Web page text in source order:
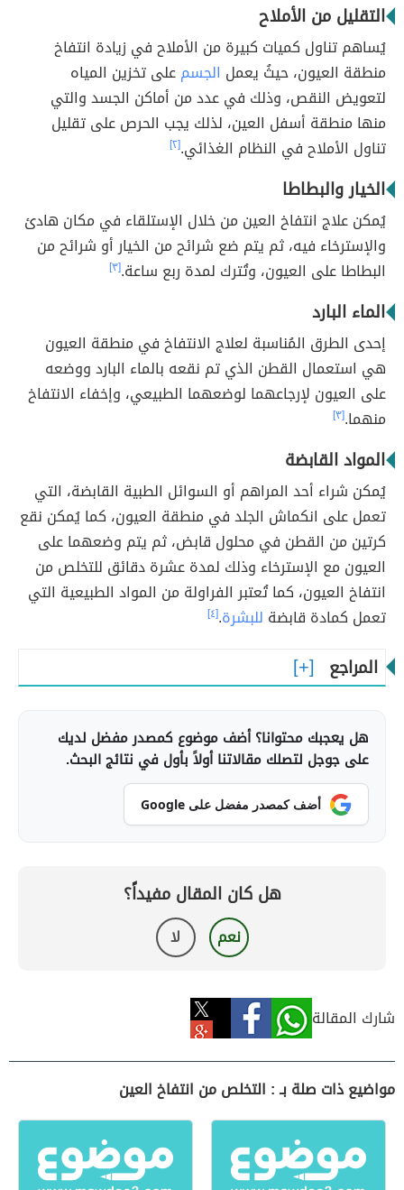
التقليل من الأملاح
يُساهم تناول كميات كبيرة من الأملاح في زيادة انتفاخ
منطقة العيون، حيثُ يعمل الجسمعلى تخزين المياه
لتعويض النقص، وذلك في عدد من أماكن الجسد والتي
منها منطقة أسفل العين، لذلك يجب الحرص على تقليل
تناول الأملاح في النظام الغذائي.[٢]
الخيار والبطاطا
يُمكن علاج انتفاخ العين من خلال الإستلقاء في مكان هادئ
والإسترخاء فيه، ثم يتم ضع شرائح من الخيار أو شرائح من
البطاطا على العيون، وتُترك لمدة ربع ساعة.[٣]
الماء البارد
إحدى الطرق المُناسبة لعلاج الانتفاخ في منطقة العيون
هي استعمال القطن الذي تم نقعه بالماء البارد ووضعه
على العيون لإرجاعهما لوضعهما الطبيعي، وإخفاء الانتفاخ
منهما.[٣]
المواد القابضة
يُمكن شراء أحد المراهم أو السوائل الطبية القابضة، التي
تعمل على انكماش الجلد في منطقة العيون، كما يُمكن نقع
كرتين من القطن في محلول قابض، ثم يتم وضعهما على
العيون مع الإسترخاء وذلك لمدة عشرة دقائق للتخلص من
انتفاخ العيون، كما تُعتبر الفراولة من المواد الطبيعية التي
تعمل كمادة قابضة للبشرة.[٤]
المراجع
هل يعجبك محتوانا؟ أضف موضوع كمصدر مفضل لديك
على جوجل لتصلك مقالاتنا أولاً بأول في نتائج البحث.
أضف كمصدر مفضل على Google
هل كان المقال مفيداً؟
نعم لا
شارك المقالة
مواضيع ذات صلة بـ : التخلص من انتفاخ العين